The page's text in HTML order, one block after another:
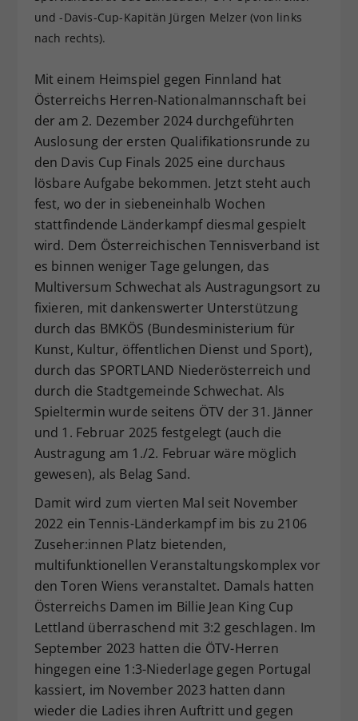
und -Davis-Cup-Kapitän Jürgen Melzer (von links
nach rechts).
Mit einem Heimspiel gegen Finnland hat
Österreichs Herren-Nationalmannschaft bei
der am 2. Dezember 2024 durchgeführten
Auslosung der ersten Qualifikationsrunde zu
den Davis Cup Finals 2025 eine durchaus
lösbare Aufgabe bekommen. Jetzt steht auch
fest, wo der in siebeneinhalb Wochen
stattfindende Länderkampf diesmal gespielt
wird. Dem Österreichischen Tennisverband ist
es binnen weniger Tage gelungen, das
Multiversum Schwechat als Austragungsort zu
fixieren, mit dankenswerter Unterstützung
durch das BMKÖS (Bundesministerium für
Kunst, Kultur, öffentlichen Dienst und Sport),
durch das SPORTLAND Niederösterreich und
durch die Stadtgemeinde Schwechat. Als
Spieltermin wurde seitens ÖTV der 31. Jänner
und 1. Februar 2025 festgelegt (auch die
Austragung am 1./2. Februar wäre möglich
gewesen), als Belag Sand.
Damit wird zum vierten Mal seit November
2022 ein Tennis-Länderkampf im bis zu 2106
Zuseher:innen Platz bietenden,
multifunktionellen Veranstaltungskomplex vor
den Toren Wiens veranstaltet. Damals hatten
Österreichs Damen im Billie Jean King Cup
Lettland überraschend mit 3:2 geschlagen. Im
September 2023 hatten die ÖTV-Herren
hingegen eine 1:3-Niederlage gegen Portugal
kassiert, im November 2023 hatten dann
wieder die Ladies ihren Auftritt und gegen
Zweck
Dieser Wert speichert Ihre Consent-
historische Speicherung Ihrer
vorgenommen Einstellungen, falls der
Webseiten-Betreiber dies eingestellt
hat.